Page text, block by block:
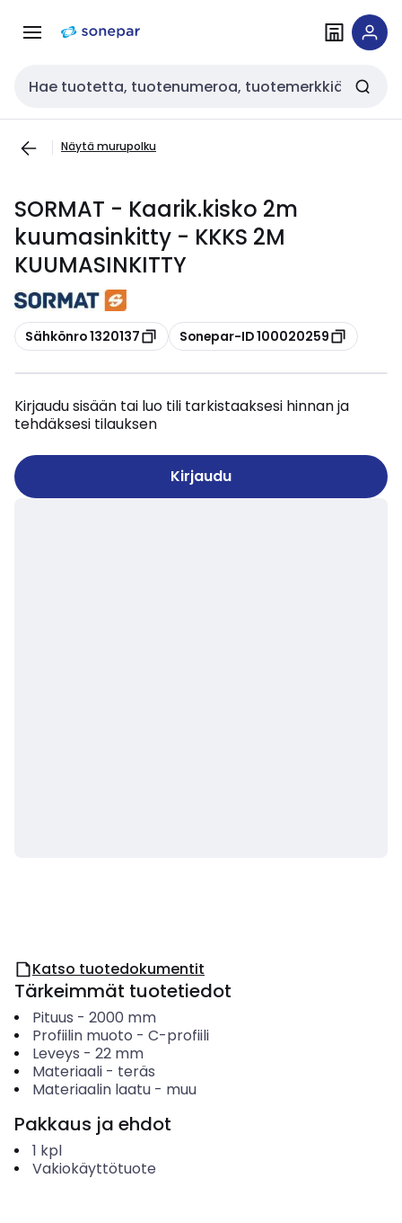
navigointiinsisältöön
Haku
Näytä murupolku
SORMAT - Kaarik.kisko 2m
kuumasinkitty - KKKS 2M
KUUMASINKITTY
Kopioi
Sähkönro 1320137 Kopioi
Sonepar-ID 100020259
Kirjaudu sisään tai luo tili tarkistaaksesi hinnan ja
tehdäksesi tilauksen
Kirjaudu
Katso tuotedokumentit
Tärkeimmät tuotetiedot
Pituus - 2000 mm
Profiilin muoto - C-profiili
Leveys - 22 mm
Materiaali- teräs
Materiaalin laatu- muu
Pakkaus ja ehdot
1 kpl
Vakiokäyttötuote